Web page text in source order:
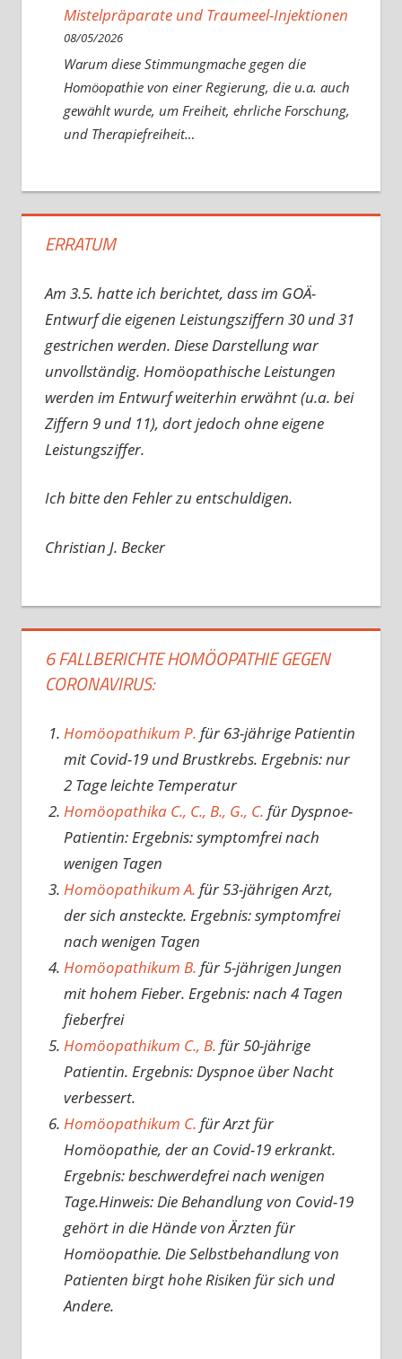
Mistelpräparate und Traumeel-Injektionen
08/05/2026
Warum diese Stimmungmache gegen die
Homöopathie von einer Regierung, die u.a. auch
gewählt wurde, um Freiheit, ehrliche Forschung,
und Therapiefreiheit…
ERRATUM
Am 3.5. hatte ich berichtet, dass im GOÄ-
Entwurf die eigenen Leistungsziffern 30 und 31
gestrichen werden. Diese Darstellung war
unvollständig. Homöopathische Leistungen
werden im Entwurf weiterhin erwähnt (u.a. bei
Ziffern 9 und 11), dort jedoch ohne eigene
Leistungsziffer.
Ich bitte den Fehler zu entschuldigen.
Christian J. Becker
6 FALLBERICHTE HOMÖOPATHIE GEGEN
CORONAVIRUS:
Homöopathikum P. für 63-jährige Patientin
mit Covid-19 und Brustkrebs. Ergebnis: nur
2 Tage leichte Temperatur
Homöopathika C., C., B., G., C. für Dyspnoe-
Patientin: Ergebnis: symptomfrei nach
wenigen Tagen
Homöopathikum A. für 53-jährigen Arzt,
der sich ansteckte. Ergebnis: symptomfrei
nach wenigen Tagen
Homöopathikum B. für 5-jährigen Jungen
mit hohem Fieber. Ergebnis: nach 4 Tagen
fieberfrei
Homöopathikum C., B. für 50-jährige
Patientin. Ergebnis: Dyspnoe über Nacht
verbessert.
Homöopathikum C. für Arzt für
Homöopathie, der an Covid-19 erkrankt.
Ergebnis: beschwerdefrei nach wenigen
Tage.Hinweis: Die Behandlung von Covid-19
gehört in die Hände von Ärzten für
Homöopathie. Die Selbstbehandlung von
Patienten birgt hohe Risiken für sich und
Andere.